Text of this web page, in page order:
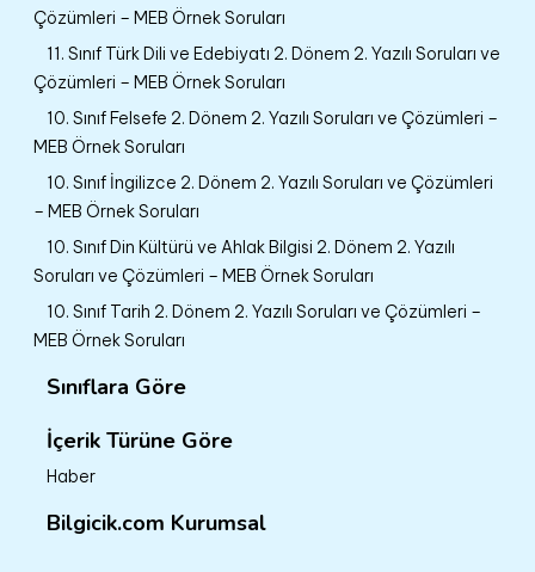
Çözümleri – MEB Örnek Soruları
11. Sınıf Türk Dili ve Edebiyatı 2. Dönem 2. Yazılı Soruları ve
Çözümleri – MEB Örnek Soruları
10. Sınıf Felsefe 2. Dönem 2. Yazılı Soruları ve Çözümleri –
MEB Örnek Soruları
10. Sınıf İngilizce 2. Dönem 2. Yazılı Soruları ve Çözümleri
– MEB Örnek Soruları
10. Sınıf Din Kültürü ve Ahlak Bilgisi 2. Dönem 2. Yazılı
Soruları ve Çözümleri – MEB Örnek Soruları
10. Sınıf Tarih 2. Dönem 2. Yazılı Soruları ve Çözümleri –
MEB Örnek Soruları
Sınıflara Göre
İçerik Türüne Göre
Haber
Bilgicik.com Kurumsal